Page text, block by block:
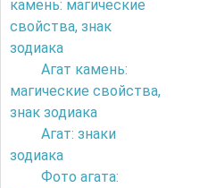
камень: магические
свойства, знак
зодиака
Агат камень:
магические свойства,
знак зодиака
Агат: знаки
зодиака
Фото агата: